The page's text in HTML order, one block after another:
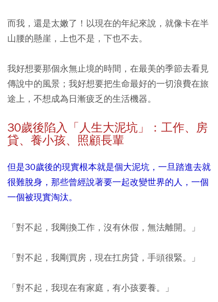
而我，還是太嫩了！以現在的年紀來說，就像卡在半
山腰的懸崖，上也不是，下也不去。
我好想要那個永無止境的時間，在最美的季節去看見
傳說中的風景；我好想要把生命最好的一切浪費在旅
途上，不想成為日漸疲乏的生活機器。
30歲後陷入「人生大泥坑」：工作、房
貸、養小孩、照顧長輩
但是30歲後的現實根本就是個大泥坑，一旦踏進去就
很難脫身，那些曾經說著要一起改變世界的人，一個
一個被現實淘汰。
「對不起，我剛換工作，沒有休假，無法離開。」
「對不起，我剛買房，現在扛房貸，手頭很緊。」
「對不起，我現在有家庭，有小孩要養。」